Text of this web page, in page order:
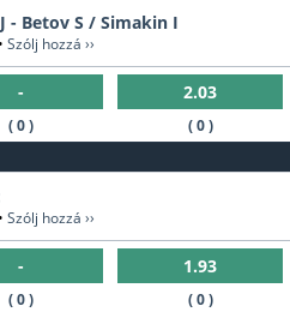
- Betov S / Simakin I
Szólj hozzá ››
-
( 0 )
2.03
( 0 )
Szólj hozzá ››
-
( 0 )
1.93
( 0 )